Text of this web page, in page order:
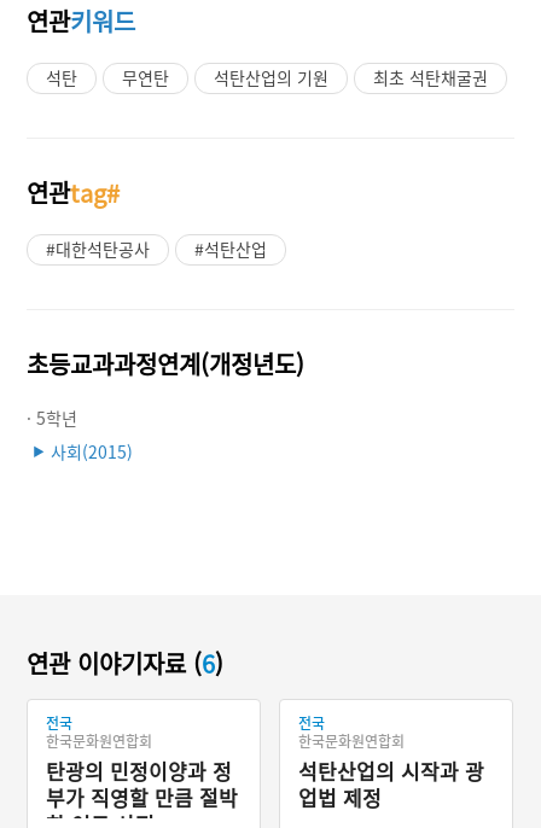
연관키워드
석탄 무연탄 석탄산업의 기원 최초 석탄채굴권
연관tag#
#대한석탄공사 #석탄산업
초등교과과정연계(개정년도)
· 5학년
▶ 사회(2015)
연관 이야기자료 (6)
전국
한국문화원연합회
탄광의 민정이양과 정
부가 직영할 만큼 절박
전국
한국문화원연합회
석탄산업의 시작과 광
업법 제정